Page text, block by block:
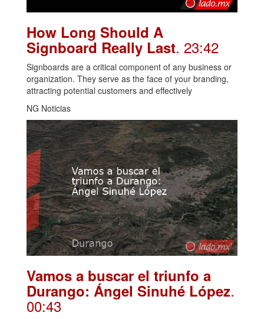
How Long Should A
Signboard Really Last. 23:42
Signboards are a critical component of any business or
organization. They serve as the face of your branding,
attracting potential customers and effectively
NG Noticias
Vamos a buscar el triunfo a
Durango: Ángel Sinuhé López.
00:43